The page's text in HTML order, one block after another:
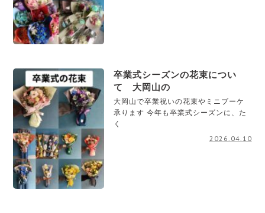
卒業式シーズンの花束につい
て 大岡山の
大岡山で卒業祝いの花束やミニブーケ
承ります 今年も卒業式シーズンに、た
く
2026.04.10